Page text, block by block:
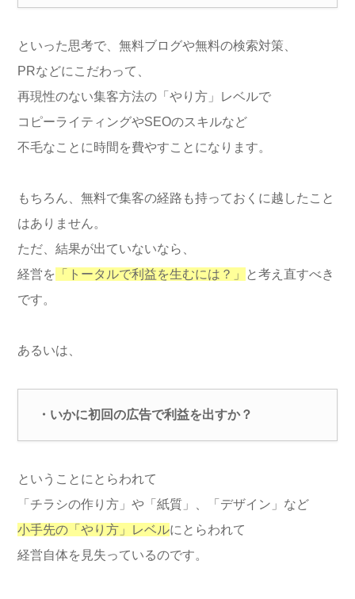
といった思考で、無料ブログや無料の検索対策、
PRなどにこだわって、
再現性のない集客方法の「やり方」レベルで
コピーライティングやSEOのスキルなど
不毛なことに時間を費やすことになります。
もちろん、無料で集客の経路も持っておくに越したこと
はありません。
ただ、結果が出ていないなら、
経営を
「トータルで利益を生むには？」
と考え直すべき
です。
あるいは、
・いかに初回の広告で利益を出すか？
ということにとらわれて
「チラシの作り方」や「紙質」、「デザイン」など
小手先の「やり方」レベルにとらわれて
経営自体を見失っているのです。